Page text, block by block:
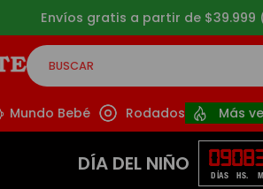
Envíos gratis a partir de $39.999
BUSCAR
Mundo Bebé Rodados Más
DÍA DEL NIÑO 09
DÍAS
08
HS.